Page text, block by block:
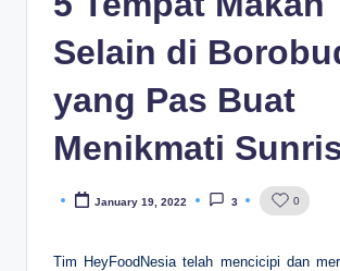
Selain di
yang Pas Buat
Menikmati
Posted January 19, 2022 3 0
Tim HeyFoodNesia telah mencicipi dan